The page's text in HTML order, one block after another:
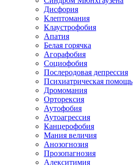
Дисфория
Клептомания
Клаустрофобия
Апатия
Белая горячка
Агорафобия
Социофобия
Послеродовая депрессия
Психиатрическая помощь
Дромомания
Орторексия
Аутофобия
Аутоагрессия
Канцерофобия
Мания величия
Анозогнозия
Прозопагнозия
Алекситимия